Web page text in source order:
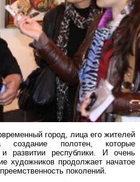
город, лица его жителей
создание полотен, которые
развитии республики. И очень
художников продолжает начатое
поколений.